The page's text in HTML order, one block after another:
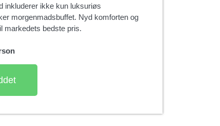
inkluderer ikke kun luksuriøs
morgenmadsbuffet. Nyd komforten og
markedets bedste pris.